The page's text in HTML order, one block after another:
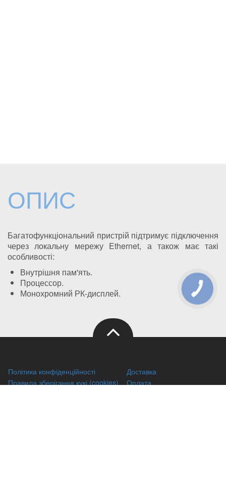
ОПИС
Багатофункціональний пристрій підтримує підключення
через локальну мережу Ethernet, а також має такі
особливості:
Внутрішня пам'ять.
Процессор.
Монохромний РК-дисплей.
Політика конфіденційності
Правила зберігання кукі (cookies)
Доставка
Оплата
КНОПКА
ЗВ'ЯЗКУ